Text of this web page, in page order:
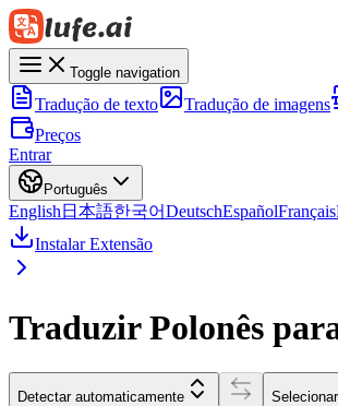
Toggle navigation
Tradução de texto Tradução de imagens
Preços
Entrar
Português
English 日本語한국어DeutschEspañolFrançais
Instalar Extensão
Traduzir Polonês
Detectar automaticamente